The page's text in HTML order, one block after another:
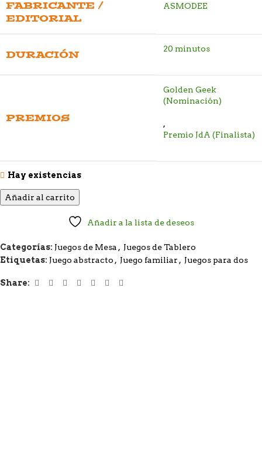
FABRICANTE /
EDITORIAL
ASMODEE
DURACIÓN 20 minutos
PREMIOS
Golden Geek
(Nominación)
,
Premio JdA (Finalista)
Hay existencias
Añadir al carrito
Añadir a la lista de deseos
Categorías: Juegos de Mesa , Juegos de Tablero
Etiquetas: Juego abstracto , Juego familiar , Juegos para dos
Share: